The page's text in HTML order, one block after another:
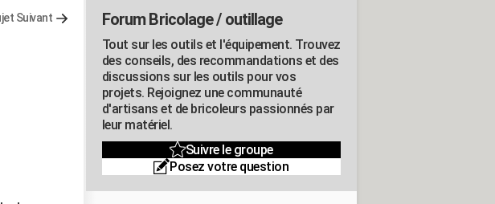
Suivant Forum Bricolage / outillage
Tout sur les outils et l'équipement. Trouvez
des conseils, des recommandations et des
discussions sur les outils pour vos
projets. Rejoignez une communauté
d'artisans et de bricoleurs passionnés par
leur matériel.
Suivre le groupe
Posez votre question